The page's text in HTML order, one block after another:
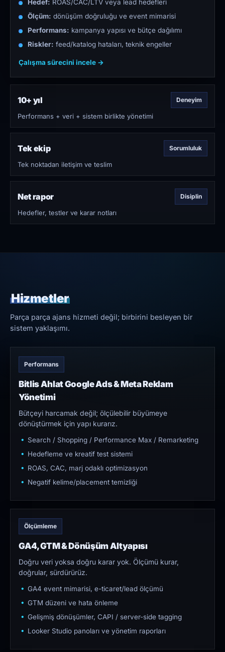
Hedef: ROAS/CAC/LTV veya lead hedefleri
Ölçüm: dönüşüm doğruluğu ve event mimarisi
Performans: kampanya yapısı ve bütçe dağılımı
Riskler: feed/katalog hataları, teknik engeller
Çalışma sürecini incele →
10+ yıl Deneyim
Performans + veri + sistem birlikte yönetimi
Tek ekip Sorumluluk
Tek noktadan iletişim ve teslim
Net rapor Disiplin
Hedefler, testler ve karar notları
Hizmetler
Parça parça ajans hizmeti değil; birbirini besleyen bir
sistem yaklaşımı.
Performans
Bitlis Ahlat Google Ads & Meta Reklam
Yönetimi
Bütçeyi harcamak değil; ölçülebilir büyümeye
dönüştürmek için yapı kurarız.
Search / Shopping / Performance Max / Remarketing
Hedefleme ve kreatif test sistemi
ROAS, CAC, marj odaklı optimizasyon
Negatif kelime/placement temizliği
Ölçümleme
GA4, GTM & Dönüşüm Altyapısı
Doğru veri yoksa doğru karar yok. Ölçümü kurar,
doğrular, sürdürürüz.
GA4 event mimarisi, e-ticaret/lead ölçümü
GTM düzeni ve hata önleme
Gelişmiş dönüşümler, CAPI / server-side tagging
Looker Studio panoları ve yönetim raporları